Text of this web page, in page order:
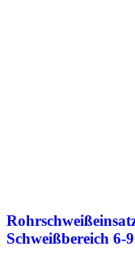
Schweißbereich 6-